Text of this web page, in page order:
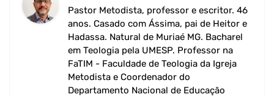
Pastor Metodista, professor e escritor. 46
anos. Casado com Ássima, pai de Heitor e
Hadassa. Natural de Muriaé MG. Bacharel
em Teologia pela UMESP. Professor na
FaTIM - Faculdade de Teologia da Igreja
Metodista e Coordenador do
Departamento Nacional de Educação